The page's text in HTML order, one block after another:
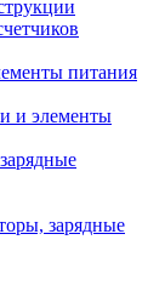
питания
и элементы
зарядные